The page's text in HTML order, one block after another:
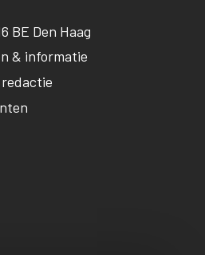
BE Den Haag
& informatie